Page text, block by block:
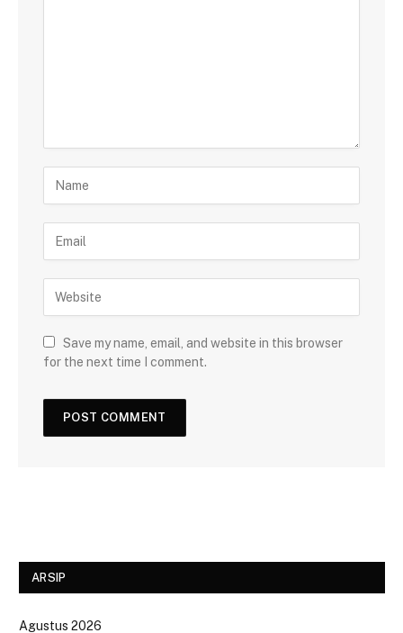
Save my name, email, and website in this browser
for the next time I comment.
ARSIP
Agustus 2026